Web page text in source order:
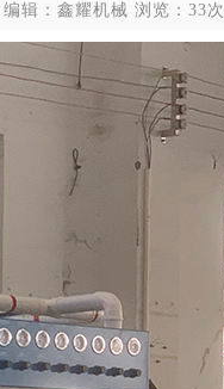
辑：鑫耀机械 浏览：33次